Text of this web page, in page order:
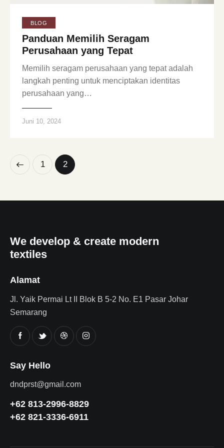
BLOG
Panduan Memilih Seragam
Perusahaan yang Tepat
Memilih seragam perusahaan yang tepat adalah
langkah penting untuk menciptakan identitas
perusahaan yang…
Juni 10, 2024
1 2
We develop & create modern
textiles
Alamat
Jl. Yaik Permai Lt II Blok B 5-2 No. E1 Pasar Johar
Semarang
Say Hello
dndprst@gmail.com
+62 813-2996-8829
+62 821-3336-6911